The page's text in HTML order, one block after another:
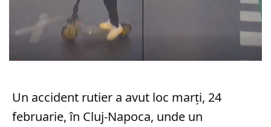
Un accident rutier a avut loc marți, 24
februarie, în Cluj-Napoca, unde un